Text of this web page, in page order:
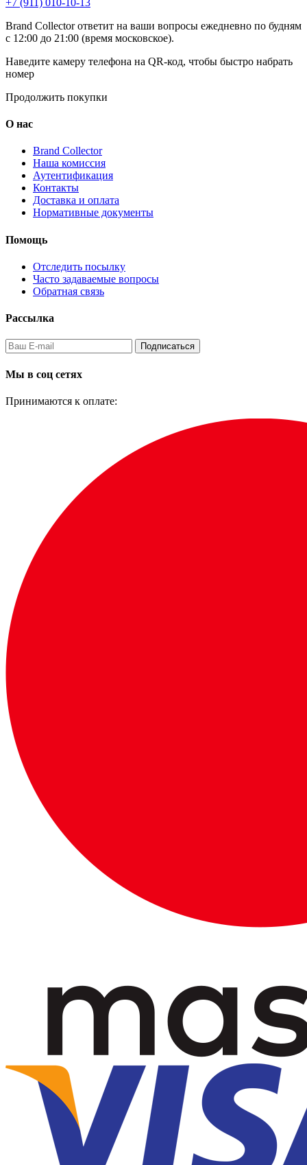
Brand Collector ответит на ваши вопросы ежедневно по будням
с 12:00 до 21:00 (время московское).
Наведите камеру телефона на QR-код, чтобы быстро набрать
номер
Продолжить покупки
О нас
Brand Collector
Наша комиссия
Аутентификация
Контакты
Доставка и оплата
Нормативные документы
Помощь
Отследить посылку
Часто задаваемые вопросы
Обратная связь
Рассылка
Подписаться
Мы в соц сетях
Принимаются к оплате: